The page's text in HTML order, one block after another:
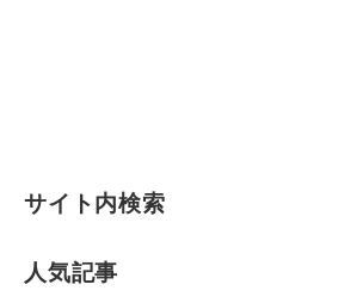
サイト内検索
人気記事